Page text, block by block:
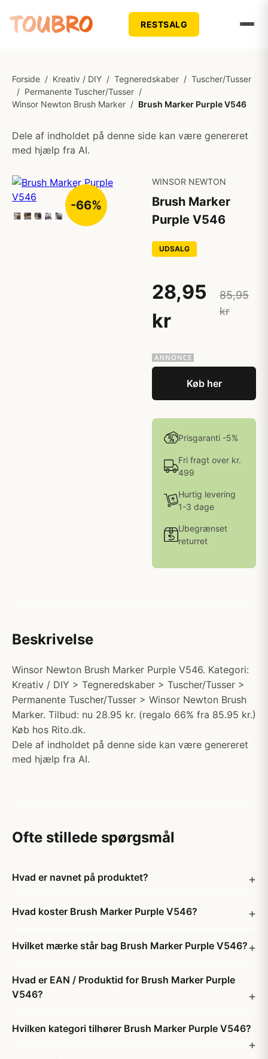
RESTSALG
Forside / Kreativ / DIY / Tegneredskaber / Tuscher/Tusser
/ Permanente Tuscher/Tusser /
Winsor Newton Brush Marker / Brush Marker Purple V546
Dele af indholdet på denne side kan være genereret
med hjælp fra AI.
-66%
WINSOR NEWTON
Brush Marker
Purple V546
UDSALG
28,95
kr
85,95
kr
Køb her
Prisgaranti -5%
Fri fragt over kr.
499
Hurtig levering
1-3 dage
Ubegrænset
returret
Beskrivelse
Winsor Newton Brush Marker Purple V546. Kategori:
Kreativ / DIY > Tegneredskaber > Tuscher/Tusser >
Permanente Tuscher/Tusser > Winsor Newton Brush
Marker. Tilbud: nu 28.95 kr. (regalo 66% fra 85.95 kr.)
Køb hos Rito.dk.
Dele af indholdet på denne side kan være genereret
med hjælp fra AI.
Ofte stillede spørgsmål
Hvad er navnet på produktet?
Hvad koster Brush Marker Purple V546?
Hvilket mærke står bag Brush Marker Purple V546?
Hvad er EAN / Produktid for Brush Marker Purple
V546?
Hvilken kategori tilhører Brush Marker Purple V546?